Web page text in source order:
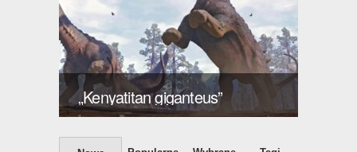
„Kenyatitan giganteus”